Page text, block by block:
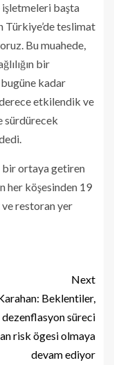
başta
Türkiye’de teslimat
Bu muahede,
bir
kadar
etkilendik ve
sürdürecek
bir ortaya getiren
her köşesinden 19
restoran yer
Next
Beklentiler,
dezenflasyon süreci
risk ögesi olmaya
devam ediyor